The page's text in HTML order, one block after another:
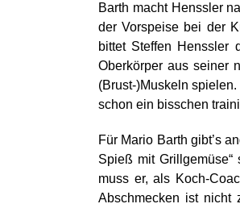
Barth macht Henssler
der Vorspeise bei der
bittet Steffen Henssler
Oberkörper aus seiner
(Brust-)Muskeln
schon ein bisschen
Für Mario Barth gibt’s
Spieß mit Grillgemüse“
muss er, als Koch-
Abschmecken ist nicht